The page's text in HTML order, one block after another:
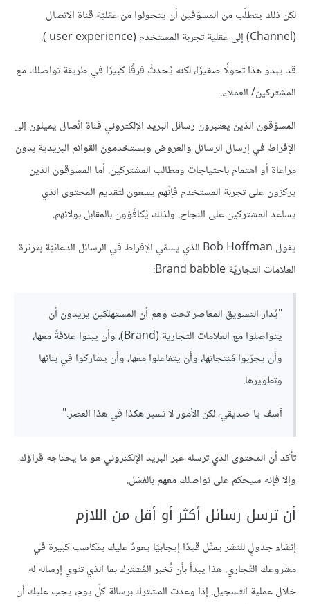
لكن ذلك يتطلّب من المسوّقين أن يتحولوا من عقليّة قناة الاتصال
(Channel) إلى عقلية تجربة المستخدم (user experience ).
قد يبدو هذا تحولًا صغيرًا، لكنه يُحدثُ فرقًا كبيرًا في طريقة تواصلك مع
المشتركين/ العملاء.
المسوّقون الذين يعتبرون رسائل البريد الإلكتروني قناة اتّصال يميلون إلى
الإفراط في إرسال الرسائل والعروض ويستخدمون القوائم البريدية بدون
مراعاة أو اهتمام باحتياجات ومطالب المشتركين. أما المسوقون الذين
يركزون على تجربة المستخدم فإنّهم يسعون لتقديم المحتوى الذي
يساعد المشتركين على النجاح. ولذلك يُكافَؤون بالمقابل بولائهم.
يقول Bob Hoffman الذي يسمّي الإفراط في الرسائل الدعائيّة بثرثرة
العلامات التجاريّة Brand babble:
"يُدار التسويق المعاصر تحت وهم أن المستهلكين يريدون أن
يتواصلوا مع العلامات التجارية (Brand)، وأن يبنوا علاقةً معها،
وأن يجرّبوا مًنتجاتها، وأن يتفاعلوا معها، وأن يشاركوا في بنائها
وتطويرها.
آسف يا صديقي، لكن الأمور لا تسير هكذا في هذا العصر."
تأكد أن المحتوى الذي ترسله عبر البريد الإلكتروني هو ما يحتاجه قراؤك،
وإلا فإنه سيحكم على تواصلك معهم بالفشل.
أن ترسل رسائل أكثر أو أقل من اللازم
إنشاء جدولٍ للنشر يمثّل قيدًا إيجابيًا يعودُ عليك بمكاسب كبيرة في
مشروعك التّجاري. هذا يبدأ بأن تُخبر المُشترك بما الذي تنوي إرساله له
خلال عملية التسجيل. إذا وعدت المشترك برسالة كلّ يوم، يجب عليك أن